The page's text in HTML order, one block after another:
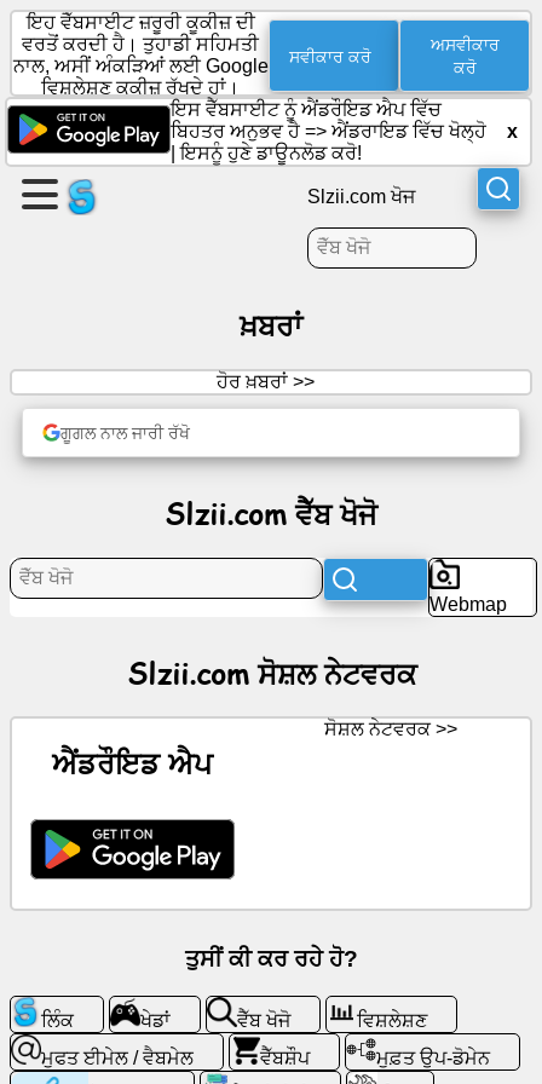
ਇੱਕ
ਪੰਨਾ
ਬਣਾਓ
ਗਰੁੱਪ
ਏਜੰਡਾ
ਖ਼ਬਰਾਂ
ਚੈਟਜੀਪੀਟੀ
ਸੰਪਰਕ
ਵੈੱਬ
ਖੋਜੋ
ਇਹ ਵੈੱਬਸਾਈਟ ਜ਼ਰੂਰੀ ਕੂਕੀਜ਼ ਦੀ
ਵਰਤੋਂ ਕਰਦੀ ਹੈ। ਤੁਹਾਡੀ ਸਹਿਮਤੀ
ਨਾਲ, ਅਸੀਂ ਅੰਕੜਿਆਂ ਲਈ Google
ਵਿਸ਼ਲੇਸ਼ਣ ਕੂਕੀਜ਼ ਰੱਖਦੇ ਹਾਂ।
ਸਵੀਕਾਰ ਕਰੋ
ਅਸਵੀਕਾਰ
ਕਰੋ
ਇਸ ਵੈੱਬਸਾਈਟ ਨੂੰ ਐਂਡਰੌਇਡ ਐਪ ਵਿੱਚ
ਬਿਹਤਰ ਅਨੁਭਵ ਹੈ => ਐਂਡਰਾਇਡ ਵਿੱਚ ਖੋਲ੍ਹੋ
|ਇਸਨੂੰ ਹੁਣੇ ਡਾਊਨਲੋਡ ਕਰੋ!
x
Slzii.com ਖੋਜ
ਖ਼ਬਰਾਂ
ਹੋਰ ਖ਼ਬਰਾਂ >>
ਗੂਗਲ ਨਾਲ ਜਾਰੀ ਰੱਖੋ
Slzii.com ਵੈੱਬ ਖੋਜੋ
Webmap
Slzii.com ਸੋਸ਼ਲ ਨੇਟਵਰਕ
ਐਂਡਰੌਇਡ ਐਪ
ਸੋਸ਼ਲ ਨੇਟਵਰਕ >>
ਤੁਸੀਂ ਕੀ ਕਰ ਰਹੇ ਹੋ?
ਲਿੰਕ ਖੇਡਾਂ ਵੈੱਬ ਖੋਜੋ
ਵਿਸ਼ਲੇਸ਼ਣ
ਮੁਫਤ ਈਮੇਲ / ਵੈਬਮੇਲ
ਵੈੱਬਸ਼ੌਪ
ਮੁਫ਼ਤ ਉਪ-ਡੋਮੇਨ